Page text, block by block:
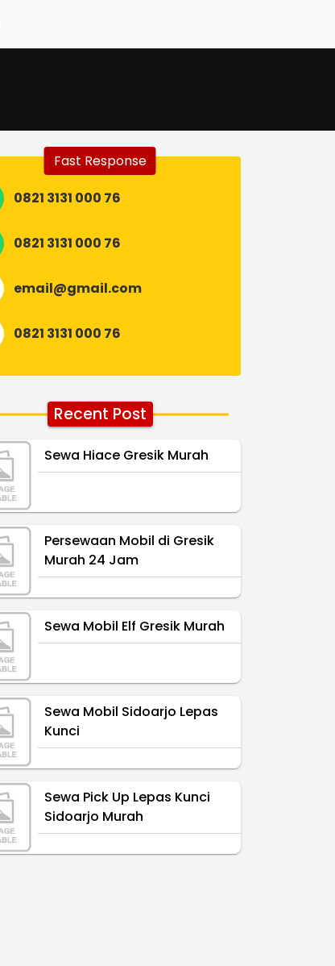
Fast Response
0821 3131 000 76
0821 3131 000 76
email@gmail.com
0821 3131 000 76
Recent Post
Sewa Hiace Gresik Murah
Persewaan Mobil di Gresik
Murah 24 Jam
Sewa Mobil Elf Gresik Murah
Sewa Mobil Sidoarjo Lepas
Kunci
Sewa Pick Up Lepas Kunci
Sidoarjo Murah